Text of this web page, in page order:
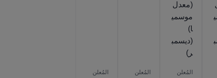
(معدل
موسمي
ا)
(ديسمب
ر)
المُعلن المُعلن المُعلن